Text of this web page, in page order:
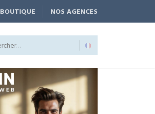
BOUTIQUE NOS AGENCES